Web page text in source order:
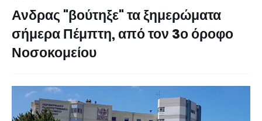
Ανδρας "βούτηξε" τα ξημερώματα
σήμερα Πέμπτη, από τον 3ο όροφο
Νοσοκομείου